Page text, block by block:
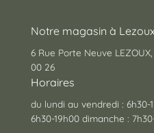
Notre magasin à Lezoux
6 Rue Porte Neuve
00 26
Horaires
du lundi au vendredi : 6h30-
6h30-19h00 dimanche :